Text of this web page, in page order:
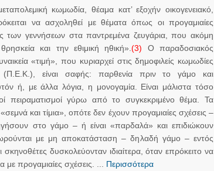
κωμωδία, θέαμα κατ’ εξοχήν οικογενειακό,
να ασχοληθεί με θέματα όπως οι προγαμιαίες
των γεννήσεων στα παντρεμένα ζευγάρια, που ακόμη
και την εθιμική ηθική».(3) Ο παραδοσιακός
«τιμή», που κυριαρχεί στις δημοφιλείς κωμωδίες
(Π.Ε.Κ.), είναι σαφής: παρθενία πριν το γάμο και
ή, με άλλα λόγια, η μονογαμία. Είναι μάλιστα τόσο
πειραματισμοί γύρω από το συγκεκριμένο θέμα. Τα
και τίμια», οπότε δεν έχουν προγαμιαίες σχέσεις –
στο γάμο – ή είναι «παρδαλά» και επιδιώκουν
με μη αποκατάσταση – δηλαδή γάμο – εντός
σκηνοθέτες δυσκολεύονταν ιδιαίτερα, όταν επρόκειτο να
προγαμιαίες σχέσεις. ... Περισσότερα